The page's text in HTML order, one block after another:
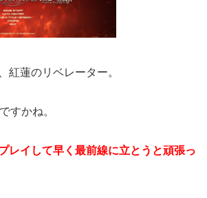
紅蓮のリベレーター。
すかね。
レイして早く最前線に立とうと頑張っ